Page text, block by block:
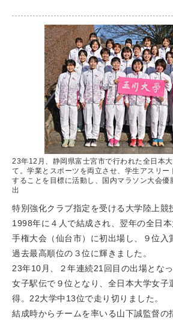
23年12月、静岡県富士宮市で行われた全日本
て。学業とスポーツを両立させ、学生アスリー
することを目標に活動し、国内マラソン大会優
出
特別強化クラブ指定を受ける大学陸上競
1998年に４人で結成され、翌年の全日
手権大会（仙台市）に初出場し、９位入
過去最高順位の３位に輝きました。
23年10月、２年連続21回目の出場とな
女子駅伝で９位となり、全日本大学女子
得。22大学中13位で走り切りました。
結成時からチームを率いる山下誠監督の